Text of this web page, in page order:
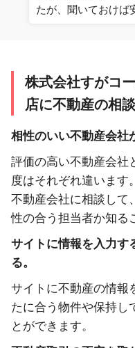
たが、聞いておけば
株式会社すがコ
店に不動産の相
相性のいい不動産会社
評価の高い不動産会社
度はそれぞれ違います。
不動産会社に相談して
性の合う担当者か知る
サイトに情報を入力す
る。
サイトに不動産の情報
たに合う物件や保持し
とができます。